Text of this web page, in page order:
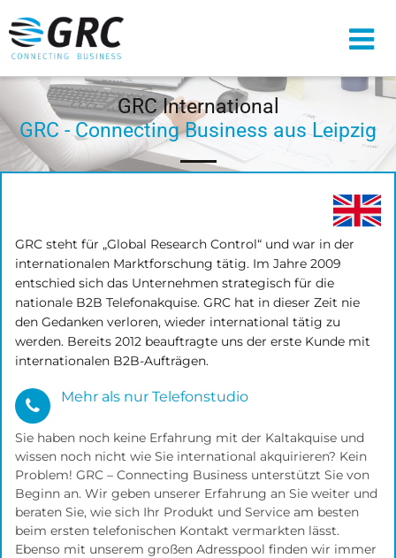
GRC International
GRC - Connecting Business aus Leipzig
GRC steht für „Global Research Control“ und war in der
internationalen Marktforschung tätig. Im Jahre 2009
entschied sich das Unternehmen strategisch für die
nationale B2B Telefonakquise. GRC hat in dieser Zeit nie
den Gedanken verloren, wieder international tätig zu
werden. Bereits 2012 beauftragte uns der erste Kunde mit
internationalen B2B-Aufträgen.
Mehr als nur Telefonstudio
Sie haben noch keine Erfahrung mit der Kaltakquise und
wissen noch nicht wie Sie international akquirieren? Kein
Problem! GRC – Connecting Business unterstützt Sie von
Beginn an. Wir geben unserer Erfahrung an Sie weiter und
beraten Sie, wie sich Ihr Produkt und Service am besten
beim ersten telefonischen Kontakt vermarkten lässt.
Ebenso mit unserem großen Adresspool finden wir immer